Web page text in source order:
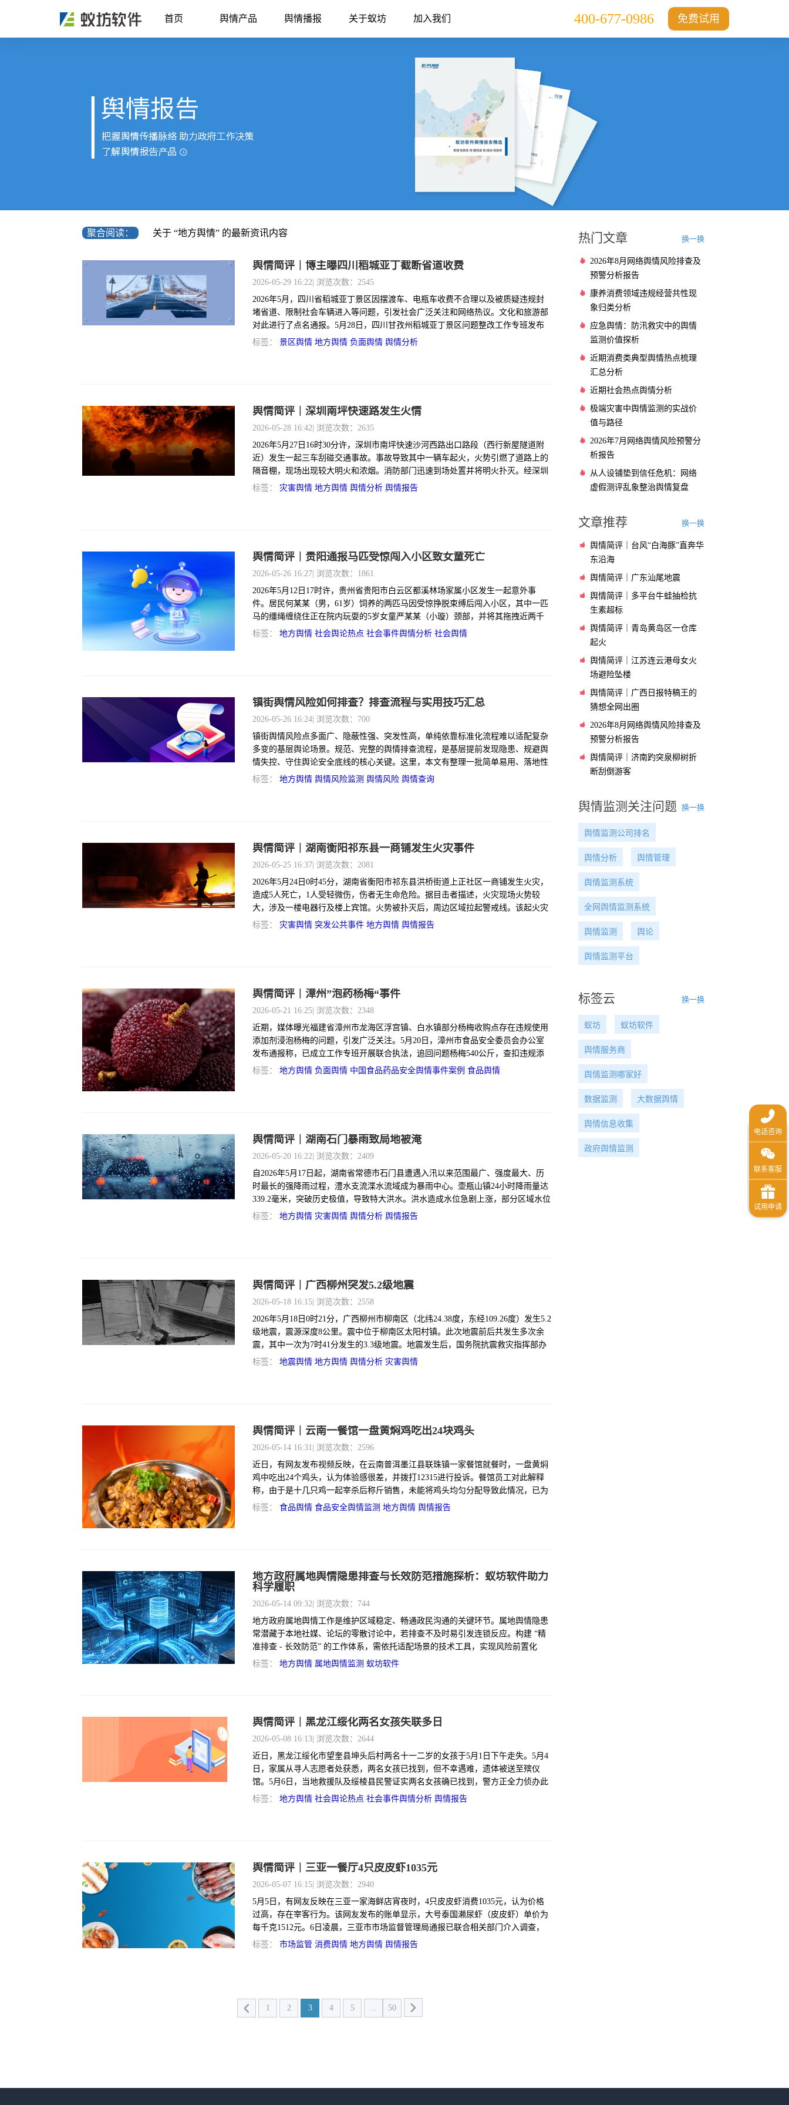
首页 舆情产品 舆情播报 关于蚁坊 加入我们 免费试用
400-677-0986
聚合阅读： 关于 “地方舆情” 的最新资讯内容
舆情简评｜博主曝四川稻城亚丁截断省道收费
2026-05-29 16:22| 浏览次数：2545
2026年5月，四川省稻城亚丁景区因摆渡车、电瓶车收费不合理以及被质疑违规封
堵省道、限制社会车辆进入等问题，引发社会广泛关注和网络热议。文化和旅游部
对此进行了点名通报。5月28日，四川甘孜州稻城亚丁景区问题整改工作专班发布
通报，就相关问题向社会公众致歉，并宣布从5月29日起暂停收取观光车及电瓶车
标签： 景区舆情 地方舆情 负面舆情 舆情分析
舆情简评｜深圳南坪快速路发生火情
2026-05-28 16:42| 浏览次数：2635
2026年5月27日16时30分许，深圳市南坪快速沙河西路出口路段（西行新屋隧道附
近）发生一起三车刮碰交通事故。事故导致其中一辆车起火，火势引燃了道路上的
隔音棚，现场出现较大明火和浓烟。消防部门迅速到场处置并将明火扑灭。经深圳
交警等部门通报，事故未造成人员伤亡。事发后，现场路段实施了临时交通管制和
标签： 灾害舆情 地方舆情 舆情分析 舆情报告
舆情简评｜贵阳通报马匹受惊闯入小区致女童死亡
2026-05-26 16:27| 浏览次数：1861
2026年5月12日17时许，贵州省贵阳市白云区都溪林场家属小区发生一起意外事
件。居民何某某（男，61岁）饲养的两匹马因受惊挣脱束缚后闯入小区，其中一匹
马的缰绳缠绕住正在院内玩耍的5岁女童严某某（小璇）颈部，并将其拖拽近两千
米。女童随后被送医救治，但因伤势过重不幸离世，法医鉴定死因为勒颈致机械性
标签： 地方舆情 社会舆论热点 社会事件舆情分析 社会舆情
镇街舆情风险如何排查？排查流程与实用技巧汇总
2026-05-26 16:24| 浏览次数：700
镇街舆情风险点多面广、隐蔽性强、突发性高，单纯依靠标准化流程难以适配复杂
多变的基层舆论场景。规范、完整的舆情排查流程，是基层提前发现隐患、规避舆
情失控、守住舆论安全底线的核心关键。这里，本文有整理一批简单易用、落地性
强的舆情排查实用技巧，助力基层工作人员高效精准排查舆情风险，提前化解各类
标签： 地方舆情 舆情风险监测 舆情风险 舆情查询
舆情简评｜湖南衡阳祁东县一商铺发生火灾事件
2026-05-25 16:37| 浏览次数：2081
2026年5月24日0时45分，湖南省衡阳市祁东县洪桥街道上正社区一商铺发生火灾，
造成5人死亡，1人受轻微伤，伤者无生命危险。据目击者描述，火灾现场火势较
大，涉及一楼电器行及楼上宾馆。火势被扑灭后，周边区域拉起警戒线。该起火灾
与同年5月12日发生在衡阳市雁峰区雁峰街道厉家冲社区锁厂家属区居民楼的另一
标签： 灾害舆情 突发公共事件 地方舆情 舆情报告
舆情简评｜漳州”泡药杨梅“事件
2026-05-21 16:25| 浏览次数：2348
近期，媒体曝光福建省漳州市龙海区浮宫镇、白水镇部分杨梅收购点存在违规使用
添加剂浸泡杨梅的问题，引发广泛关注。5月20日，漳州市食品安全委员会办公室
发布通报称，已成立工作专班开展联合执法，追回问题杨梅540公斤，查扣违规添
加剂20.1公斤，并对查处的问题产品全部销毁。目前，已行政立案12起，刑事立案2
标签： 地方舆情 负面舆情 中国食品药品安全舆情事件案例 食品舆情
舆情简评｜湖南石门暴雨致局地被淹
2026-05-20 16:22| 浏览次数：2409
自2026年5月17日起，湖南省常德市石门县遭遇入汛以来范围最广、强度最大、历
时最长的强降雨过程，澧水支流渫水流域成为暴雨中心。壶瓶山镇24小时降雨量达
339.2毫米，突破历史极值，导致特大洪水。洪水造成水位急剧上涨，部分区域水位
较往常涨高近20米，有桥梁在短时间内被冲毁，临河房屋被淹至两三层，当地出现
标签： 地方舆情 灾害舆情 舆情分析 舆情报告
舆情简评｜广西柳州突发5.2级地震
2026-05-18 16:15| 浏览次数：2558
2026年5月18日0时21分，广西柳州市柳南区（北纬24.38度，东经109.26度）发生5.2
级地震，震源深度8公里。震中位于柳南区太阳村镇。此次地震前后共发生多次余
震，其中一次为7时41分发生的3.3级地震。地震发生后，国务院抗震救灾指挥部办
公室、应急管理部启动国家地震灾害四级应急响应，并派出工作组赶赴现场。中国
标签： 地震舆情 地方舆情 舆情分析 灾害舆情
舆情简评｜云南一餐馆一盘黄焖鸡吃出24块鸡头
2026-05-14 16:31 | 浏览次数：2596
近日，有网友发布视频反映，在云南普洱墨江县联珠镇一家餐馆就餐时，一盘黄焖
鸡中吃出24个鸡头，认为体验感很差，并拨打12315进行投诉。餐馆员工对此解释
称，由于是十几只鸡一起宰杀后称斤销售，未能将鸡头均匀分配导致此情况，已为
顾客免除了120多元的餐费，目前餐馆正常营业。
标签： 食品舆情 食品安全舆情监测 地方舆情 舆情报告
地方政府属地舆情隐患排查与长效防范措施探析：蚁坊软件助力
科学履职
2026-05-14 09:32| 浏览次数：744
地方政府属地舆情工作是维护区域稳定、畅通政民沟通的关键环节。属地舆情隐患
常潜藏于本地社媒、论坛的零散讨论中，若排查不及时易引发连锁反应。构建 “精
准排查 - 长效防范” 的工作体系，需依托适配场景的技术工具，实现风险前置化
解，蚁坊软件网络舆情监测系统为地方政府提供了可靠支撑。
标签： 地方舆情 属地舆情监测 蚁坊软件
舆情简评｜黑龙江绥化两名女孩失联多日
2026-05-08 16:13| 浏览次数：2644
近日，黑龙江绥化市望奎县坤头后村两名十一二岁的女孩于5月1日下午走失。5月4
日，家属从寻人志愿者处获悉，两名女孩已找到，但不幸遇难，遗体被送至殡仪
馆。5月6日，当地救援队及绥棱县民警证实两名女孩确已找到，警方正全力侦办此
案，并表示后续将发布官方通报。
标签： 地方舆情 社会舆论热点 社会事件舆情分析 舆情报告
舆情简评｜三亚一餐厅4只皮皮虾1035元
2026-05-07 16:15| 浏览次数：2940
5月5日，有网友反映在三亚一家海鲜店宵夜时，4只皮皮虾消费1035元，认为价格
过高，存在宰客行为。该网友发布的账单显示，大号泰国濑尿虾（皮皮虾）单价为
每千克1512元。6日凌晨，三亚市市场监督管理局通报已联合相关部门介入调查，
并启动先行赔付机制。
标签： 市场监管 消费舆情 地方舆情 舆情报告
1 2 3 4 5 ... 50
热门文章 换一换
2026年8月网络舆情风险排查及
预警分析报告
康养消费领域违规经营共性现
象归类分析
应急舆情：防汛救灾中的舆情
监测价值探析
近期消费类典型舆情热点梳理
汇总分析
近期社会热点舆情分析
极端灾害中舆情监测的实战价
值与路径
2026年7月网络舆情风险预警分
析报告
从人设铺垫到信任危机：网络
虚假测评乱象整治舆情复盘
文章推荐 换一换
舆情简评｜台风“白海豚”直奔华
东沿海
舆情简评｜广东汕尾地震
舆情简评｜多平台牛蛙抽检抗
生素超标
舆情简评｜青岛黄岛区一仓库
起火
舆情简评｜江苏连云港母女火
场避险坠楼
舆情简评｜广西日报特稿王的
猜想全网出圈
2026年8月网络舆情风险排查及
预警分析报告
舆情简评｜济南趵突泉柳树折
断刮倒游客
舆情监测关注问题 换一换
舆情监测公司排名
舆情分析 舆情管理
舆情监测系统
全网舆情监测系统
舆情监测 舆论
舆情监测平台
标签云 换一换
蚁坊 蚁坊软件
舆情服务商
舆情监测哪家好
数据监测 大数据舆情
舆情信息收集
政府舆情监测